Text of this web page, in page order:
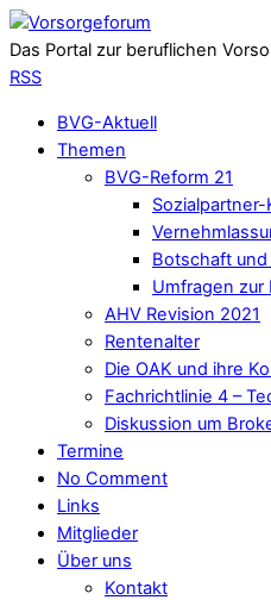
Das Portal zur beruflichen
RSS
BVG-Aktuell
Themen
BVG-Reform 21
Botschaft und
Umfragen zur
AHV Revision 2021
Rentenalter
Die OAK und ihre
Fachrichtlinie 4 –
Diskussion um
Termine
No Comment
Links
Mitglieder
Über uns
Kontakt